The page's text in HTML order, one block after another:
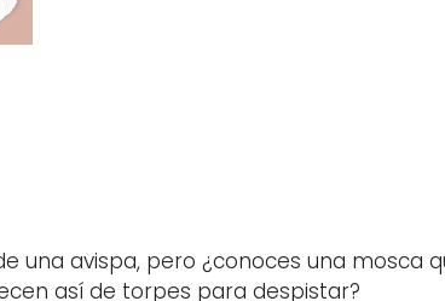
una avispa, pero ¿conoces una mosca
así de torpes para despistar?